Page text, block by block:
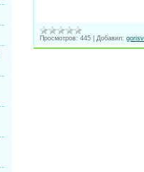
Просмотров: 445 Добавил: